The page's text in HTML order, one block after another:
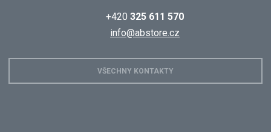
+420 325 611 570
info@abstore.cz
VŠECHNY KONTAKTY